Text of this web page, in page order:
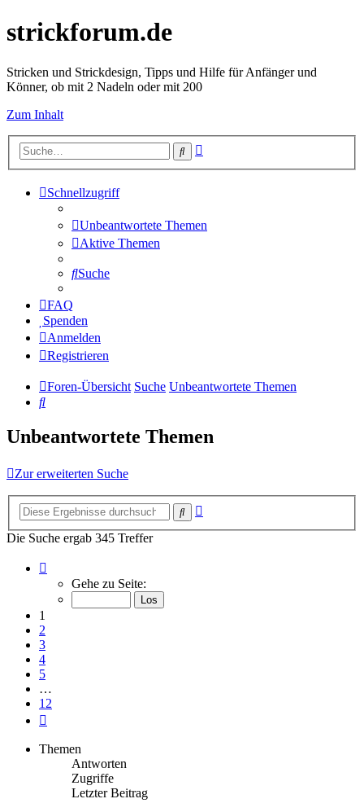
strickforum.de
Stricken und Strickdesign, Tipps und Hilfe für Anfänger und
Könner, ob mit 2 Nadeln oder mit 200
Zum Inhalt
Suche
Schnellzugriff
Unbeantwortete Themen
Aktive Themen
Suche
FAQ
Spenden
Anmelden
Registrieren
Foren-Übersicht Suche Unbeantwortete Themen
Suche
Unbeantwortete Themen
Zur erweiterten Suche
Suche
Die Suche ergab 345 Treffer
von
Gehe zu Seite:
1
2
3
4
5
…
12
Themen
Antworten
Zugriffe
Letzter Beitrag